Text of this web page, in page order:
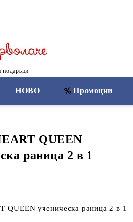
подаръци
НОВО Промоции
QUEEN
раница 2 в 1
QUEEN ученическа раница 2 в 1